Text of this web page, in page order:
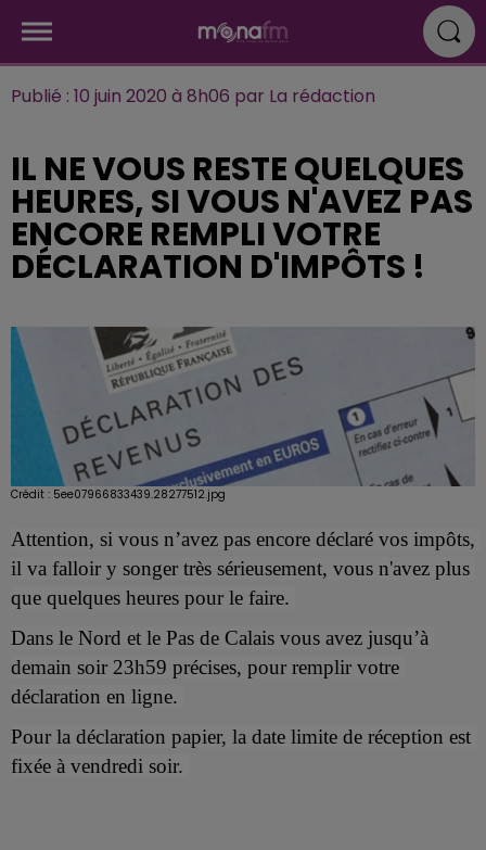
Publié : 10 juin 2020 à 8h06 par La rédaction
IL NE VOUS RESTE QUELQUES
HEURES, SI VOUS N'AVEZ PAS
ENCORE REMPLI VOTRE
DÉCLARATION D'IMPÔTS !
Crédit : 5ee07966833439.28277512.jpg
Attention, si vous n’avez pas encore déclaré vos impôts,
il va falloir y songer très sérieusement, vous n'avez plus
que quelques heures pour le faire.
Dans le Nord et le Pas de Calais vous avez jusqu’à
demain soir 23h59 précises, pour remplir votre
déclaration en ligne.
Pour la déclaration papier, la date limite de réception est
fixée à vendredi soir.